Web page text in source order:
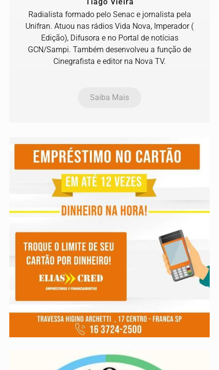
Radialista formado pelo Senac e jornalista pela
Unifran. Atuou nas rádios Vida Nova, Imperador (
Edição), Difusora e no Portal de notícias
GCN/Sampi. Também desenvolveu a função de
Cinegrafista e editor na Nova TV.
Saiba Mais